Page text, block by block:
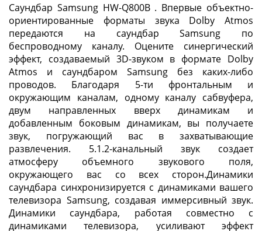
Саундбар Samsung HW-Q800B . Впервые объектно-
ориентированные форматы звука Dolby Atmos
передаются на саундбар Samsung по
беспроводному каналу. Оцените синергический
эффект, создаваемый 3D-звуком в формате Dolby
Atmos и саундбаром Samsung без каких-либо
проводов. Благодаря 5-ти фронтальным и
окружающим каналам, одному каналу сабвуфера,
двум направленных вверх динамикам и
добавленным боковым динамикам, вы получаете
звук, погружающий вас в захватывающие
развлечения. 5.1.2-канальный звук создает
атмосферу объемного звукового поля,
окружающего вас со всех сторон.Динамики
саундбара синхронизируется с динамиками вашего
телевизора Samsung, создавая иммерсивный звук.
Динамики саундбара, работая совместно с
динамиками телевизора, усиливают эффект